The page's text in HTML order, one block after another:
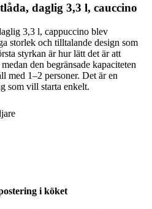
daglig 3,3 l, cauccino
3,3 l, cappuccino blev
storlek och tilltalande design som
styrkan är hur lätt det är att
den begränsade kapaciteten
med 1–2 personer. Det är en
som vill starta enkelt.
i köket